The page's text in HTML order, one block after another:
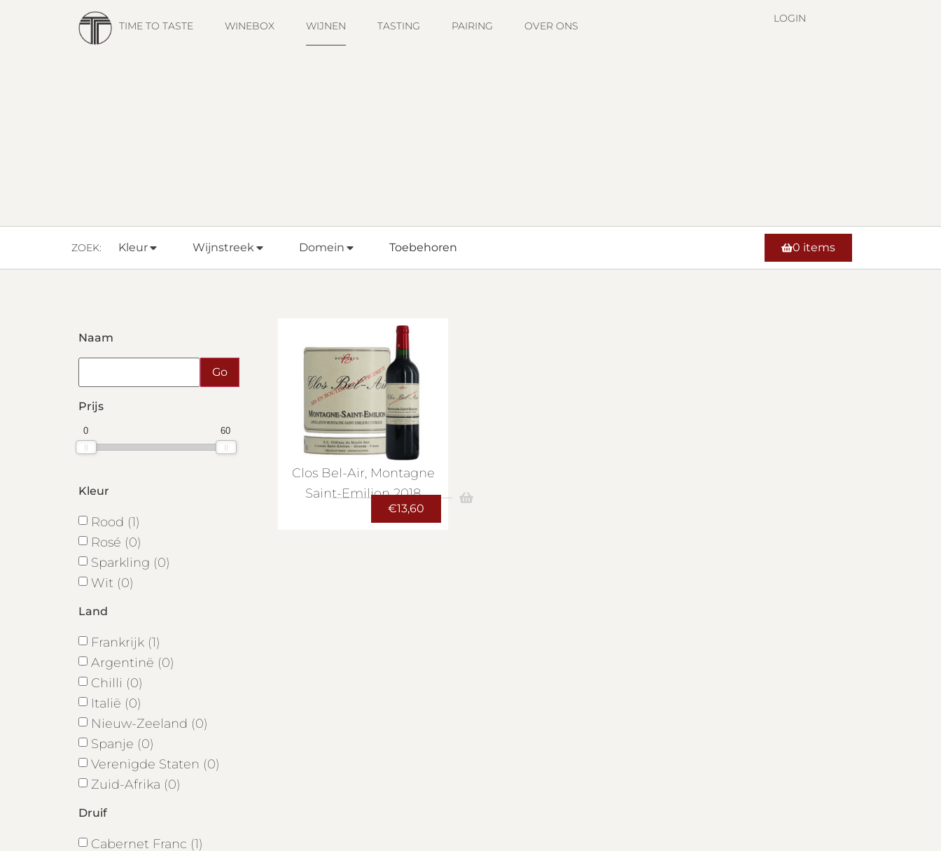
TIME TO TASTE WINEBOX WIJNEN TASTING PAIRING OVER ONS
LOGIN
ZOEK: Kleur Wijnstreek Domein Toebehoren 0 items
Naam
Prijs
0 60
Kleur
Rood (1)
Rosé (0)
Sparkling (0)
Wit (0)
Land
Frankrijk (1)
Argentinë (0)
Chilli (0)
Italië (0)
Nieuw-Zeeland (0)
Spanje (0)
Verenigde Staten (0)
Zuid-Afrika (0)
Druif
Cabernet Franc (1)
Clos Bel-Air, Montagne
Saint-Emilion 2018
€13,60